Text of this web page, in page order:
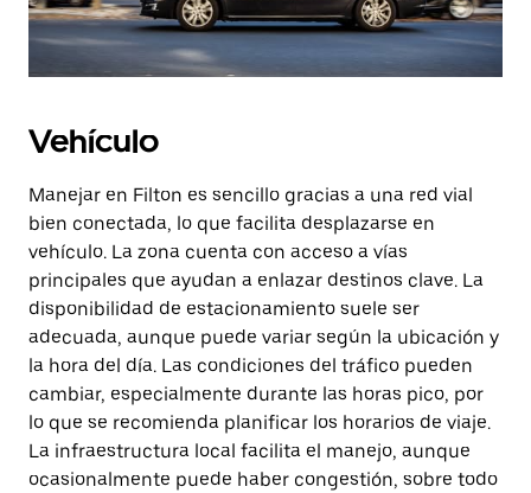
Vehículo
Manejar en Filton es sencillo gracias a una red vial
bien conectada, lo que facilita desplazarse en
vehículo. La zona cuenta con acceso a vías
principales que ayudan a enlazar destinos clave. La
disponibilidad de estacionamiento suele ser
adecuada, aunque puede variar según la ubicación y
la hora del día. Las condiciones del tráfico pueden
cambiar, especialmente durante las horas pico, por
lo que se recomienda planificar los horarios de viaje.
La infraestructura local facilita el manejo, aunque
ocasionalmente puede haber congestión, sobre todo